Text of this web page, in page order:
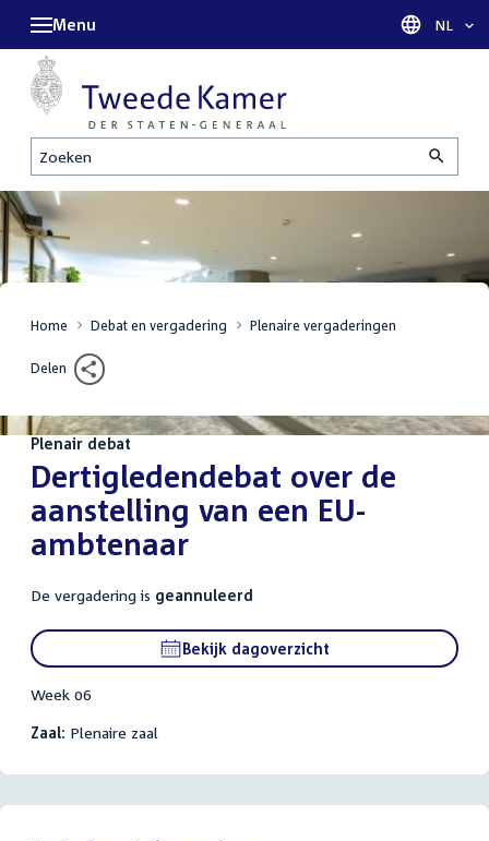
Zoeken
Menu Taal
NL
Home Debat en vergadering Plenaire vergaderingen
Delen
Plenair debat
:Dertigledendebat over de
aanstelling van een EU-
ambtenaar
De vergadering is geannuleerd
Bekijk dagoverzicht
Week 06
Zaal: Plenaire zaal